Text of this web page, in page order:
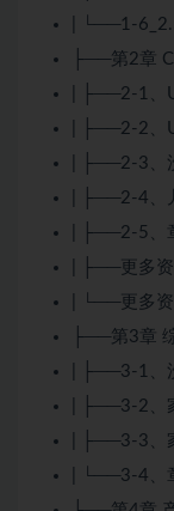
| └──1-
├──第2章
| ├──2-1、
| ├──2-2、
| ├──2-3、
| ├──2-4、
| ├──2-5、
| ├──更多
| └──更多
├──第3章
| ├──3-1、
| ├──3-2、
| ├──3-3、
| └──3-4、